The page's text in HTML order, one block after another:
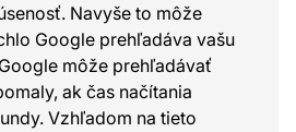
Navyše to môže
Google prehľadáva vašu
môže prehľadávať
ak čas načítania
Vzhľadom na tieto